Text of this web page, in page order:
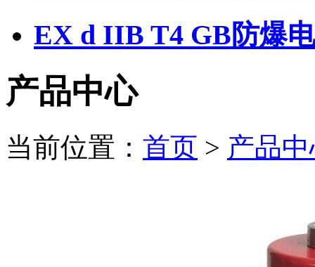
EX d IIB T4 GB防爆
产品中心
当前位置： 首页 > 产品